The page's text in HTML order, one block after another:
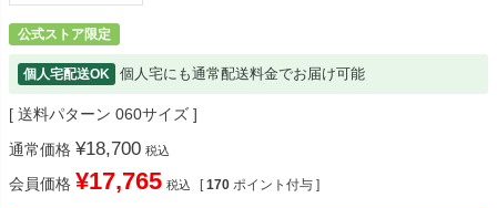
公式ストア限定
個人宅配送OK 個人宅にも通常配送料金でお届け可能
送料パターン 060サイズ
通常価格 ¥18,700 税込
会員価格 ¥17,765 税込 [ 170 ポイント付与 ]